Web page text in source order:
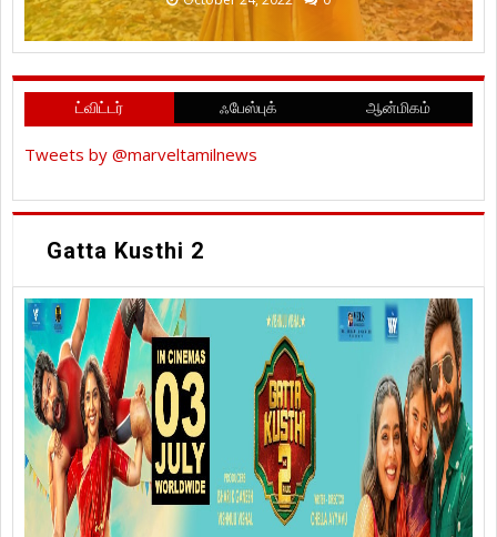
ட்விட்டர் ஃபேஸ்புக் ஆன்மிகம்
Tweets by @marveltamilnews
Gatta Kusthi 2